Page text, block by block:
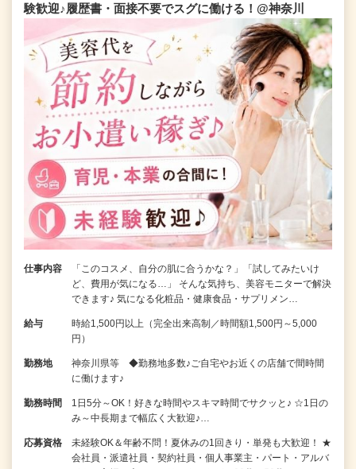
験歓迎♪履歴書・面接不要でスグに働ける！@神奈川
仕事内容
「このコスメ、自分の肌に合うかな？」「試してみたいけ
ど、費用が気になる…」 そんな気持ち、美容モニターで解決
できます♪ 気になる化粧品・健康食品・サプリメン…
給与
時給1,500円以上（完全出来高制／時間額1,500円～5,000
円）
勤務地
神奈川県等 ◆勤務地多数♪ご自宅やお近くの店舗で間時間
に働けます♪
勤務時間
1日5分～OK！好きな時間やスキマ時間でサクッと♪ ☆1日の
み～中長期まで幅広く大歓迎♪…
応募資格
未経験OK＆年齢不問！夏休みの1回きり・単発も大歓迎！ ★
会社員・派遣社員・契約社員・個人事業主・パート・アルバ